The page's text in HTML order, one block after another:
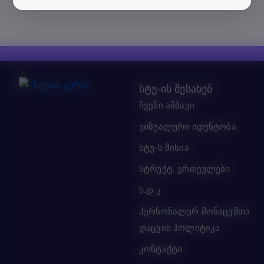
სტუ-ის შესახებ
ჩვენი ამბავი
ვიზუალური იდენტობა
სტუ-ს მისია
სტრუქტ. ერთეულები
ხ.დ.კ
პერსონალურ მონაცემთა
დაცვის პოლიტიკა
კონტაქტი